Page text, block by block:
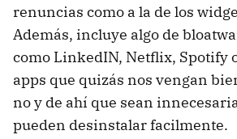
renuncias como a la de los
Además, incluye algo de
como LinkedIN, Netflix, Spotify
apps que quizás nos vengan
no y de ahí que sean
pueden desinstalar facilmente.